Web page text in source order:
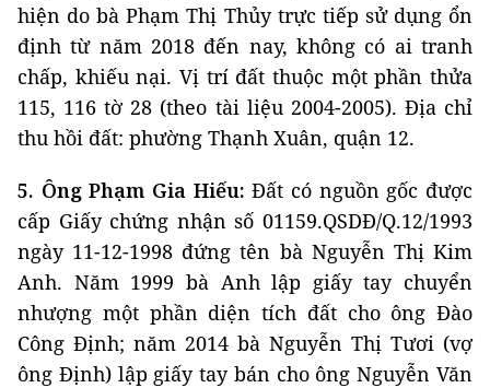
hiện do bà Phạm Thị Thủy trực tiếp sử dụng ổn
định từ năm 2018 đến nay, không có ai tranh
chấp, khiếu nại. Vị trí đất thuộc một phần thửa
115, 116 tờ 28 (theo tài liệu 2004-2005). Địa chỉ
thu hồi đất: phường Thạnh Xuân, quận 12.
5. Ông Phạm Gia Hiếu: Đất có nguồn gốc được
cấp Giấy chứng nhận số 01159.QSDĐ/Q.12/1993
ngày 11-12-1998 đứng tên bà Nguyễn Thị Kim
Anh. Năm 1999 bà Anh lập giấy tay chuyển
nhượng một phần diện tích đất cho ông Đào
Công Định; năm 2014 bà Nguyễn Thị Tươi (vợ
ông Định) lập giấy tay bán cho ông Nguyễn Văn